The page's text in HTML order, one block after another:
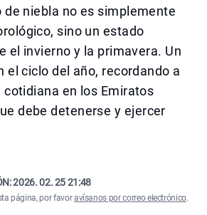
de niebla no es simplemente
sino un estado
el invierno y la primavera. Un
el ciclo del año, recordando a
cotidiana en los Emiratos
debe detenerse y ejercer
2026. 02. 25 21:48
página, por favoravísanos por correo electrónico.